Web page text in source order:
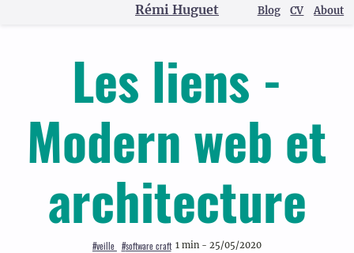
Rémi Huguet Blog CV About
Les liens -
Modern web et
architecture
#veille #software craft 1 min - 25/05/2020